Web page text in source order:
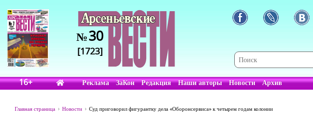
№30
[1723]
16+ Реклама ЗаКон Редакция Наши авторы Новости Архив
Главная страница Новости Суд приговорил фигурантку дела «Оборонсервиса» к четырем годам колонии